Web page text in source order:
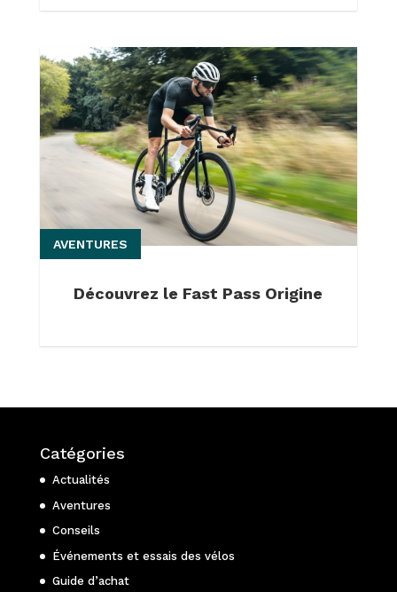
Découvrez le Fast Pass Origine
AVENTURES
Catégories
Actualités
Aventures
Conseils
Événements et essais des vélos
Guide d’achat